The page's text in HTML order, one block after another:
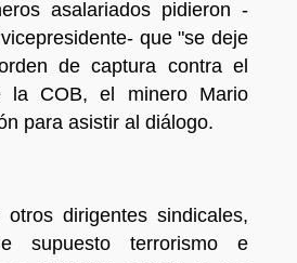
asalariados pidieron -
que "se deje
de captura contra el
la COB, el minero Mario
para asistir al diálogo.
dirigentes sindicales,
supuesto terrorismo e